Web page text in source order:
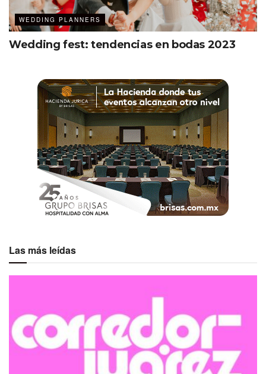
WEDDING PLANNERS
Wedding fest: tendencias en bodas 2023
Las más leídas